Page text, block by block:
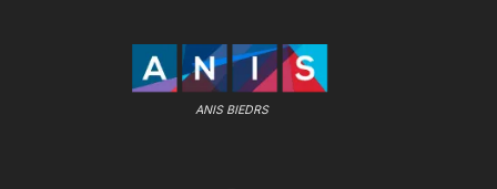
ANIS BIEDRS